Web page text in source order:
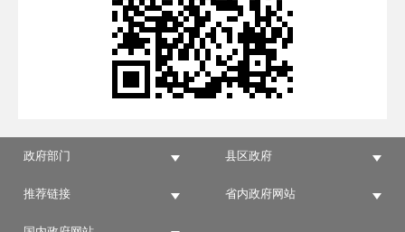
政府部门 县区政府
推荐链接 省内政府网站